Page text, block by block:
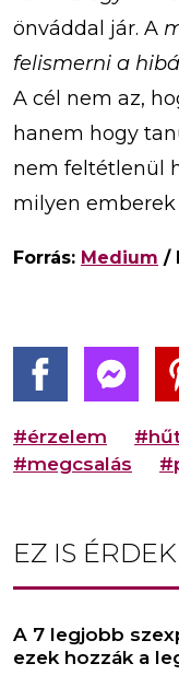
önváddal jár. A
felismerni a
A cél nem az,
hanem hogy
nem feltétlenül
milyen emberek
Forrás: Medium /
#érzelem
#megcsalás
EZ IS
A 7 legjobb
ezek hozzák a